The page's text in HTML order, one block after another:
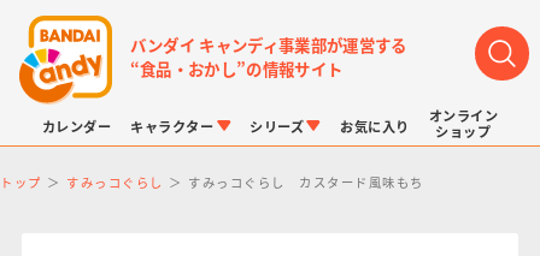
バンダイ キャンディ事業部が運営する
“食品・おかし”の情報サイト
カレンダー キャラクター シリーズ お気に入り
オンライン
ショップ
トップ すみっコぐらし すみっコぐらし カスタード風味もち